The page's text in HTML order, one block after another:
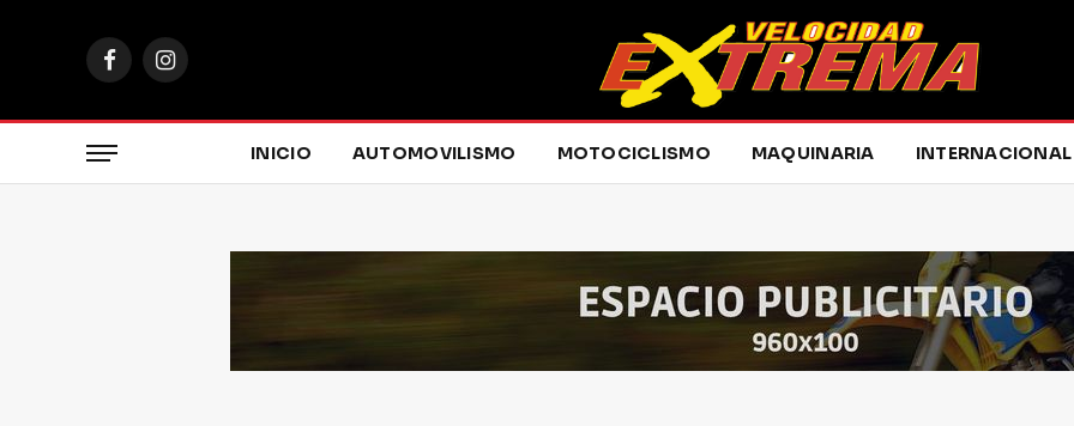
FacebookInstagram
INICIO AUTOMOVILISMO MOTOCICLISMO MAQUINARIA INTERNACIONAL